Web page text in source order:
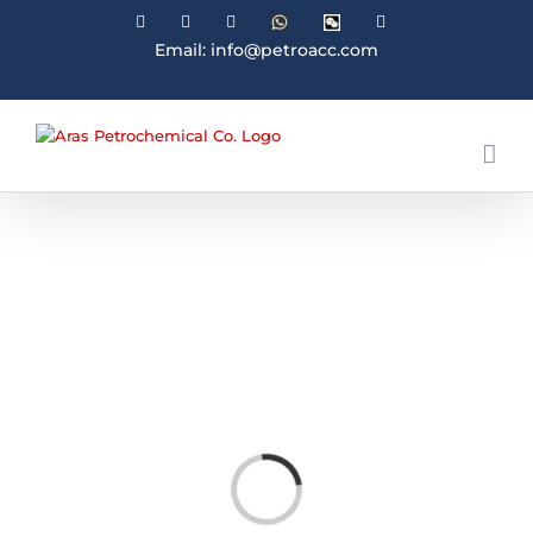
FacebookLinkedinInstagramWhatsAppWechat
Email: info@petroacc.com
Loading...